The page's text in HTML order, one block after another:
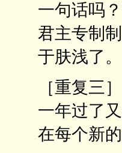
一句话吗
君主专制
于肤浅了。
［重复三］
一年过了
在每个新